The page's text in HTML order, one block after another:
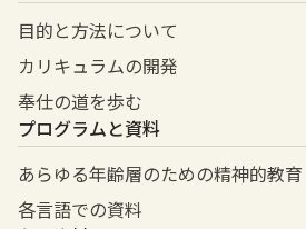
目的と方法について
カリキュラムの開発
奉仕の道を歩む
プログラムと資料
あらゆる年齢層のための精神的教育
各言語での資料